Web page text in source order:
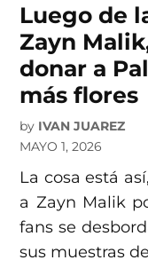
Luego de
Zayn
donar a
más flores
by IVAN JUAREZ
MAYO 1, 2026
La cosa está
a Zayn Malik
fans se
sus muestras